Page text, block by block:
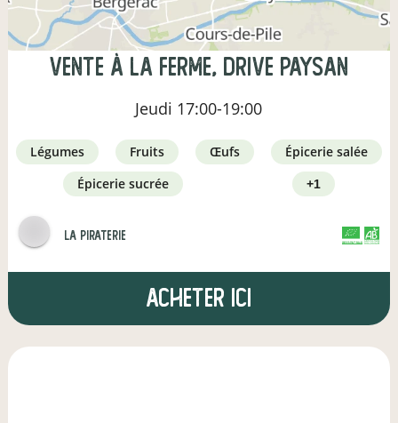
Vente à la ferme, drive paysan
Jeudi 17:00-19:00
légumes fruits œufs
épicerie salée
épicerie sucrée
+1
la piraterie
Acheter ici